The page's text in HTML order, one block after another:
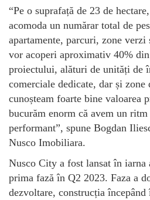
“Pe o suprafață de 23 de
acomoda un numărar total de
apartamente, parcuri, zone
vor acoperi aproximativ 40%
proiectului, alături de unități de
comerciale dedicate, dar și zone
cunoșteam foarte bine valoarea
bucurăm enorm că avem un
performant”, spune Bogdan
Nusco Imobiliara.
Nusco City a fost lansat în
prima fază în Q2 2023. Faza a
dezvoltare, construcția începând